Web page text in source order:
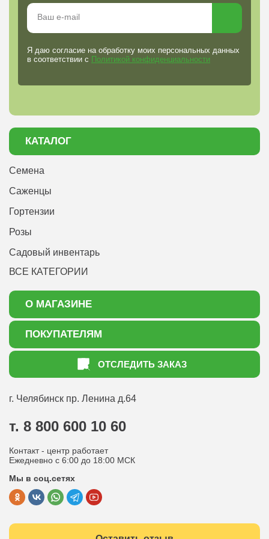
Я даю согласие на обработку моих персональных данных
в соответствии с Политикой конфиденциальности
КАТАЛОГ
Семена
Саженцы
Гортензии
Розы
Садовый инвентарь
ВСЕ КАТЕГОРИИ
О МАГАЗИНЕ
О нас
Акции
ПОКУПАТЕЛЯМ
Как оформить заказ
Статьи садоводу
Оптовым покупателям
Политика конфиденциальности
Публичная оферта
ОТСЛЕДИТЬ ЗАКАЗ
г. Челябинск пр. Ленина д.64
т. 8 800 600 10 60
Контакт - центр работает
Ежедневно с 6:00 до 18:00 МСК
Мы в соц.сетях